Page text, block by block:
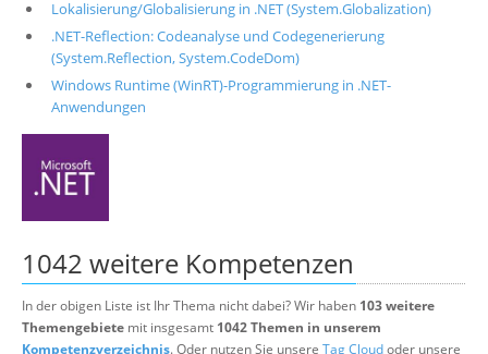
Lokalisierung/Globalisierung in .NET (System.Globalization)
.NET-Reflection: Codeanalyse und Codegenerierung
(System.Reflection, System.CodeDom)
Windows Runtime (WinRT)-Programmierung in .NET-
Anwendungen
1042 weitere Kompetenzen
In der obigen Liste ist Ihr Thema nicht dabei? Wir haben 103 weitere
Themengebiete mit insgesamt 1042 Themen in unserem
Kompetenzverzeichnis. Oder nutzen Sie unsere Tag Cloudoder unsere